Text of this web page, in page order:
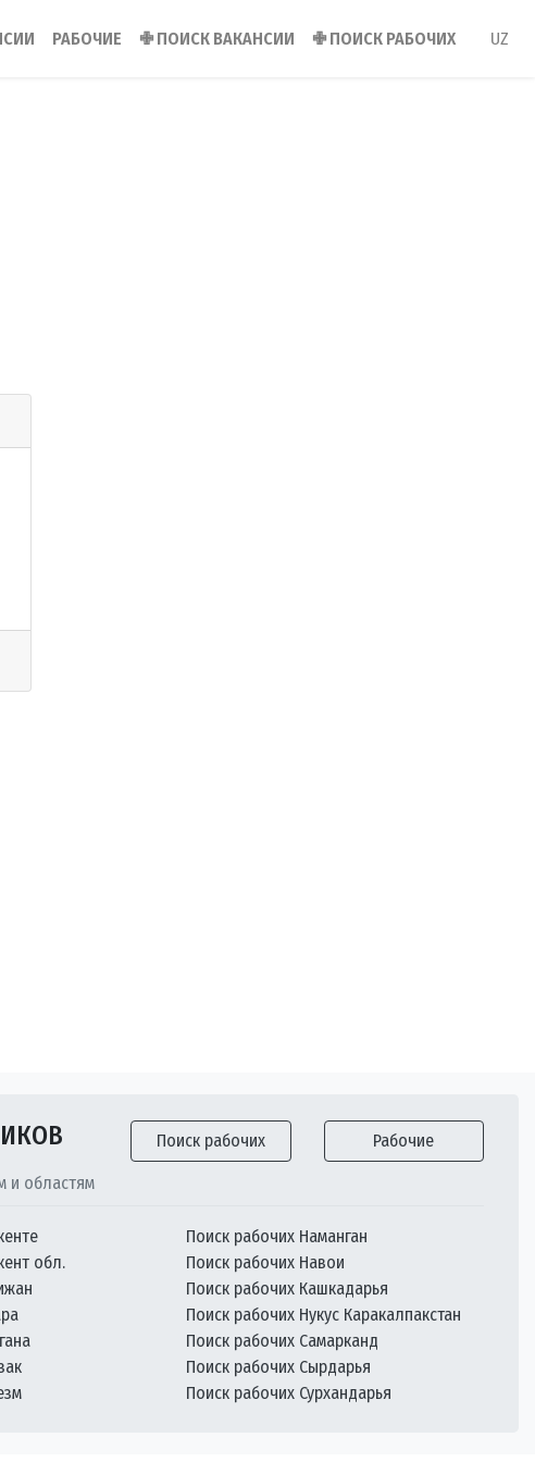
РАБОЧИЕ ✙ПОИСК ВАКАНСИИ ✙ПОИСК РАБОЧИХ UZ
Поиск рабочих Рабочие
и областям
обл.
Поиск рабочих Наманган
Поиск рабочих Навои
Поиск рабочих Кашкадарья
Поиск рабочих Нукус Каракалпакстан
Поиск рабочих Самарканд
Поиск рабочих Сырдарья
Поиск рабочих Сурхандарья